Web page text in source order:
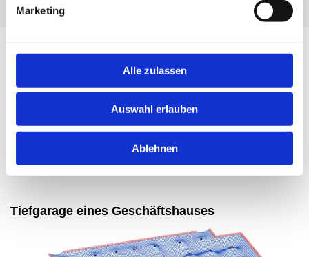
Marketing
Alle zulassen
Auswahl erlauben
Ablehnen
Vorteile der FEM - Bemessungen
räumliche Modellierung
mehr Realitätssicherheit
schnelle Analyse der Architekturentwurfsvarianten
genauere Material- und Gewichtsoptimierung
Tiefgarage eines Geschäftshauses